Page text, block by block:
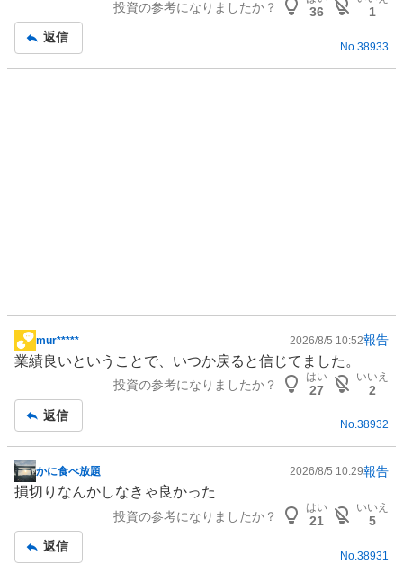
投資の参考になりましたか？ 36
1
返信
No. 38933
掲
示
事
mur***** 2026/8/5 10:52報告
業績良いということで、いつか戻ると信じてました。
投資の参考になりましたか？
はい
27
いいえ
2
返信
No.38932
掲
示
事
かに食べ放題 2026/8/5 10:29報告
損切りなんかしなきゃ良かった
投資の参考になりましたか？
はい
21
いいえ
5
返信
No. 38931